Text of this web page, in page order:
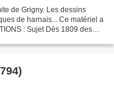
de Grigny. Les dessins
de harnais... Ce matériel a
: Sujet Dès 1809 des